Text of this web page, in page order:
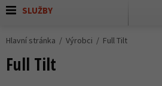
SLUŽBY
Hlavní stránka Výrobci Full Tilt
Full Tilt